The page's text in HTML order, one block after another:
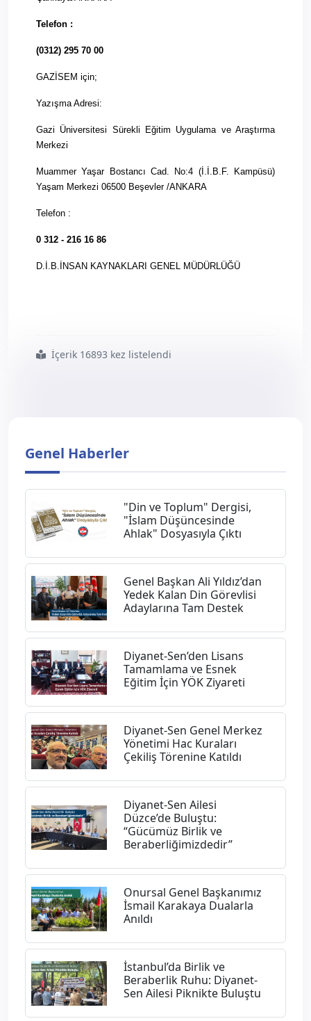
Telefon :
(0312) 295 70 00
GAZİSEM için;
Yazışma Adresi:
Gazi Üniversitesi Sürekli Eğitim Uygulama ve Araştırma
Merkezi
Muammer Yaşar Bostancı Cad. No:4 (İ.İ.B.F. Kampüsü)
Yaşam Merkezi 06500 Beşevler /ANKARA
Telefon :
0 312 - 216 16 86
D.İ.B.İNSAN KAYNAKLARI GENEL MÜDÜRLÜĞÜ
#diyanet
#işleri
#görevde
#yükselme
#sınav
#tarihi
#açıklandı
İçerik 16893 kez listelendi
Genel Haberler
"Din ve Toplum" Dergisi,
"İslam Düşüncesinde
Ahlak" Dosyasıyla Çıktı
Genel Başkan Ali Yıldız’dan
Yedek Kalan Din Görevlisi
Adaylarına Tam Destek
Diyanet-Sen’den Lisans
Tamamlama ve Esnek
Eğitim İçin YÖK Ziyareti
Diyanet-Sen Genel Merkez
Yönetimi Hac Kuraları
Çekiliş Törenine Katıldı
Diyanet-Sen Ailesi
Düzce’de Buluştu:
“Gücümüz Birlik ve
Beraberliğimizdedir”
Onursal Genel Başkanımız
İsmail Karakaya Dualarla
Anıldı
İstanbul’da Birlik ve
Beraberlik Ruhu: Diyanet-
Sen Ailesi Piknikte Buluştu